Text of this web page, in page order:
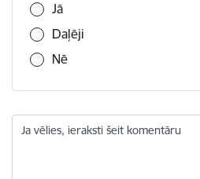
Jā
Daļēji
Nē
Ja vēlies, ieraksti šeit komentāru